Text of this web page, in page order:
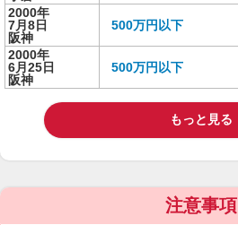
2000年
7月8日
阪神
500万円以下
2000年
6月25日
阪神
500万円以下
もっと見る
注意事項